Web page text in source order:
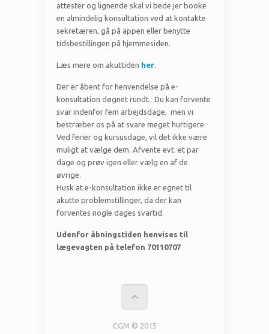
attester og lignende skal vi bede jer booke
en almindelig konsultation ved at kontakte
sekretæren, gå på appen eller benytte
tidsbestillingen på hjemmesiden.
Læs mere om akuttiden her.
Der er åbent for henvendelse på e-
konsultation døgnet rundt. Du kan forvente
svar indenfor fem arbejdsdage, men vi
bestræber os på at svare meget hurtigere.
Ved ferier og kursusdage, vil det ikke være
muligt at vælge dem. Afvente evt. et par
dage og prøv igen eller vælg en af de
øvrige.
Husk at e-konsultation ikke er egnet til
akutte problemstillinger, da der kan
forventes nogle dages svartid.
Udenfor åbningstiden henvises til
lægevagten på telefon 70110707
CGM © 2015